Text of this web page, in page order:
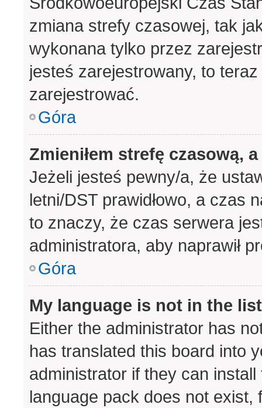
zmiana strefy czasowej, tak
wykonana tylko przez
jesteś zarejestrowany, to
zarejestrować.
Góra
Zmieniłem strefę czasową,
Jeżeli jesteś pewny/a, że
letni/DST prawidłowo, a czas
to znaczy, że czas serwera
administratora, aby naprawił
Góra
My language is not in the
Either the administrator has
has translated this board into
administrator if they can
language pack does not